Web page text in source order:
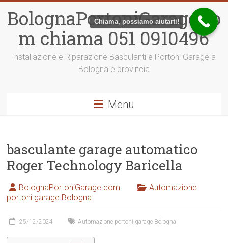
contenuto
BolognaPortoniGarage.co
m chiama 051 0910496
Installazione e Riparazione Basculanti e Portoni Garage a
Bologna e provincia
Menu
basculante garage automatico
Roger Technology Baricella
BolognaPortoniGarage.com
Automazione
portoni garage Bologna
25/12/2024 Automazione portoni garage Bologna
Chiama, possiamo aiutarti!